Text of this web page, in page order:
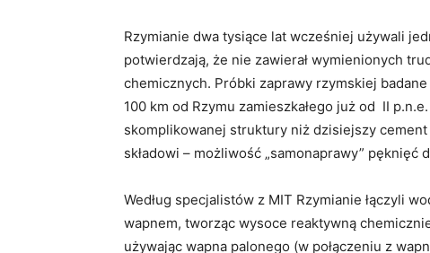
Rzymianie dwa tysiące lat wcześniej używali
potwierdzają, że nie zawierał wymienionych
chemicznych. Próbki zaprawy rzymskiej
100 km od Rzymu zamieszkałego już od II
skomplikowanej struktury niż dzisiejszy cement
składowi – możliwość „samonaprawy” pęknięć
Według specjalistów z MIT Rzymianie łączyli
wapnem, tworząc wysoce reaktywną
używając wapna palonego (w połączeniu z